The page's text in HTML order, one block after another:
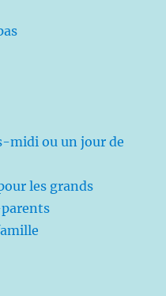
midi ou un jour de
les grands